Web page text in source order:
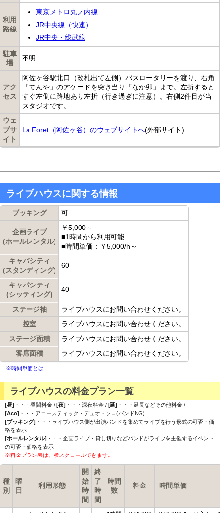
利用
路線
東京メトロ丸ノ内線
JR中央線（快速）
JR中央・総武線
駐車
場
不明
アク
セス
阿佐ヶ谷駅北口（改札出て左側）バスロータリーを渡り、右角
「てんや」のアケードを突き当り「なか卯」まで。左折すると
すぐ左側に路地あり左折（行き過ぎに注意）。右側2件目が当
スタジオです。
ウェ
ブサ
イト
La Foret（阿佐ヶ谷）のウェブサイトへ(外部サイト)
ライブハウスに関する情報
ブッキング 可
企画ライブ
(ホールレンタル)
￥5,000～
■1時間から利用可能
■時間単価：￥5,000/h～
キャパシティ
(スタンディング)
60
キャパシティ
(シッティング)
40
ステージ袖
ライブハウスにお問い合わせください。
控室
ライブハウスにお問い合わせください。
ステージ面積
ライブハウスにお問い合わせください。
客席面積
ライブハウスにお問い合わせください。
※時間単価とは
ライブハウスの料金プラン一覧
[昼] ・・・昼間料金 / [夜] ・・・深夜料金 / [延] ・・・延長などその他料金 /
[Aco] ・・・アコースティック・デュオ・ソロ(バンドNG)
[ブッキング] ・・・ライブハウス側が出演バンドを集めてライブを行う形式の可否・価
格を表示
[ホールレンタル] ・・・企画ライブ・貸し切りなどバンドがライブを主催するイベント
の可否・価格を表示
※料金プラン表は、横スクロールできます。
種
別
曜
日
利用形態
開
始
時
間
終
了
時
間
時間
数
料金 時間単価